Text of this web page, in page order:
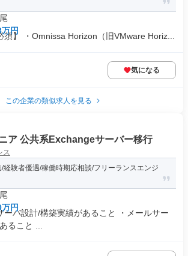
円
須】 ・Omnissa Horizon（旧VMware Horiz...
気になる
この企業の類似求人を見る
ア 公共系Exchangeサーバー移行
ス
/経験者優遇/稼働時期応相談/フリーランスエンジ
円
ーバ設計/構築実績があること ・メールサー
ること ...